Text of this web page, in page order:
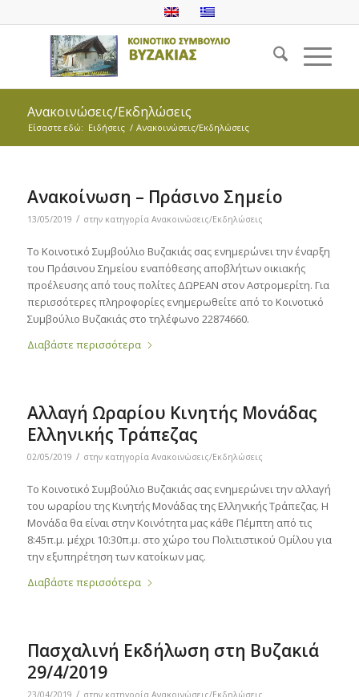
Ανακοινώσεις/Εκδηλώσεις
Είσαστε εδώ: Ειδήσεις / Ανακοινώσεις/Εκδηλώσεις
Ανακοίνωση – Πράσινο Σημείο
13/05/2019 / στην κατηγορία Ανακοινώσεις/Εκδηλώσεις
Το Κοινοτικό Συμβούλιο Βυζακιάς σας ενημερώνει την έναρξη
του Πράσινου Σημείου εναπόθεσης αποβλήτων οικιακής
προέλευσης από τους πολίτες ΔΩΡΕΑΝ στον Αστρομερίτη. Για
περισσότερες πληροφορίες ενημερωθείτε από το Κοινοτικό
Συμβούλιο Βυζακιάς στο τηλέφωνο 22874660.
Διαβάστε περισσότερα
Aλλαγή Ωραρίου Κινητής Μονάδας
Ελληνικής Τράπεζας
02/05/2019 / στην κατηγορία Ανακοινώσεις/Εκδηλώσεις
Το Κοινοτικό Συμβούλιο Βυζακιάς σας ενημερώνει την αλλαγή
του ωραρίου της Κινητής Μονάδας της Ελληνικής Τράπεζας. Η
Μονάδα θα είναι στην Κοινότητα μας κάθε Πέμπτη από τις
8:45π.μ. μέχρι 10:30π.μ. στο χώρο του Πολιτιστικού Ομίλου για
την εξυπηρέτηση των κατοίκων μας.
Διαβάστε περισσότερα
Πασχαλινή Εκδήλωση στη Βυζακιά
29/4/2019
23/04/2019 / στην κατηγορία Ανακοινώσεις/Εκδηλώσεις